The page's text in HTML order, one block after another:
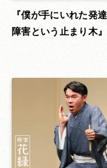
僕が手にいれた発達
障害という止まり木